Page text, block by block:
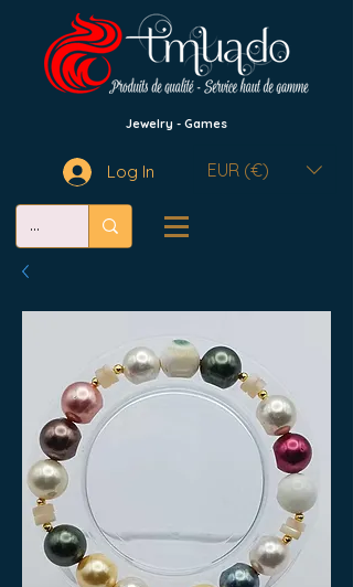
Jewelry - Games
Log In EUR (€)